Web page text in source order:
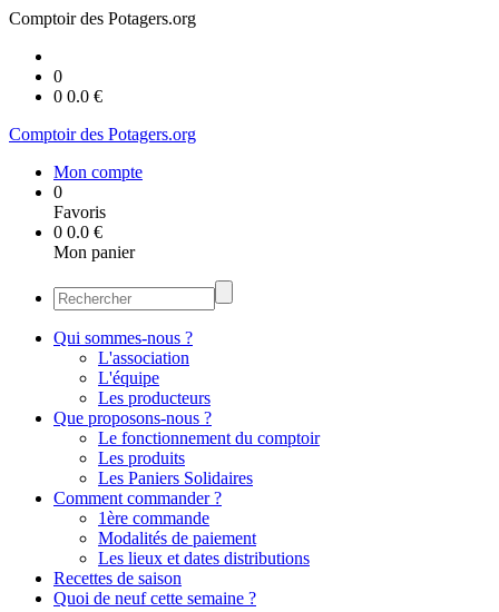
Comptoir des Potagers.org
0
0 0.0 €
Comptoir des Potagers.org
Mon compte
0
Favoris
0 0.0 €
Mon panier
Qui sommes-nous ?
L'association
L'équipe
Les producteurs
Que proposons-nous ?
Le fonctionnement du comptoir
Les produits
Les Paniers Solidaires
Comment commander ?
1ère commande
Modalités de paiement
Les lieux et dates distributions
Recettes de saison
Quoi de neuf cette semaine ?